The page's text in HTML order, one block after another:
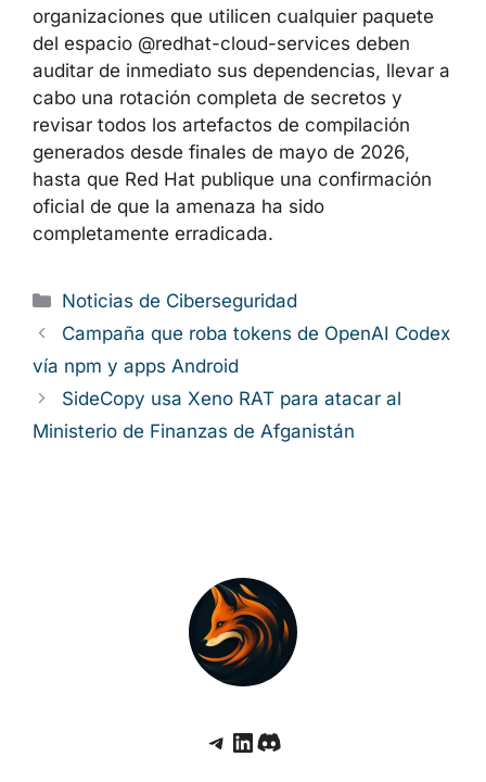
tokens siguiendo el principio de
privilegios mínimos
La campaña Miasma demuestra un modelo de
ataque maduro contra la cadena de
suministro, que combina robo de secretos,
abuso de la confianza en artefactos firmados
y propagación automática a través de CI/CD.
Las organizaciones que utilicen cualquier
dependencias, llevar a cabo una rotación
completa de secretos y revisar todos los
artefactos de compilación generados desde
finales de mayo de 2026, hasta que Red Hat
publique una confirmación oficial de que la
Codex vía npm y apps Android
SideCopy usa Xeno RAT para atacar al
Ministerio de Finanzas de Afganistán